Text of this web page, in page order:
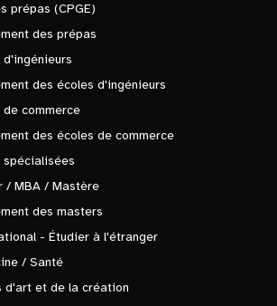
prépas (CPGE)
des prépas
d'ingénieurs
des écoles d'ingénieurs
de commerce
des écoles de commerce
spécialisées
/ MBA / Mastère
des masters
- Étudier à l'étranger
/ Santé
d'art et de la création